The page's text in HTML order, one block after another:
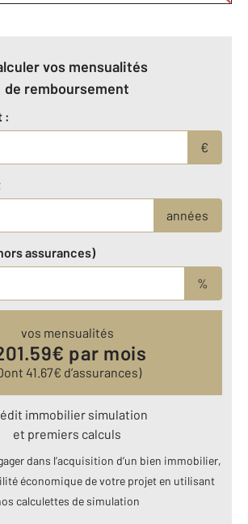
vos mensualités
de remboursement
:
€
années
assurances)
%
vos mensualités
€ par mois
41.67€ d’assurances)
immobilier simulation
et premiers calculs
dans l’acquisition d’un bien immobilier,
économique de votre projet en utilisant
calculettes de simulation